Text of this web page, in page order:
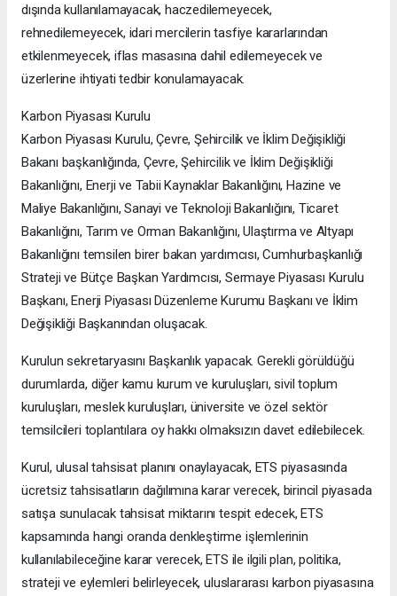
dışında kullanılamayacak, haczedilemeyecek,
rehnedilemeyecek, idari mercilerin tasfiye kararlarından
etkilenmeyecek, iflas masasına dahil edilemeyecek ve
üzerlerine ihtiyati tedbir konulamayacak.
Karbon Piyasası Kurulu
Karbon Piyasası Kurulu, Çevre, Şehircilik ve İklim Değişikliği
Bakanı başkanlığında, Çevre, Şehircilik ve İklim Değişikliği
Bakanlığını, Enerji ve Tabii Kaynaklar Bakanlığını, Hazine ve
Maliye Bakanlığını, Sanayi ve Teknoloji Bakanlığını, Ticaret
Bakanlığını, Tarım ve Orman Bakanlığını, Ulaştırma ve Altyapı
Bakanlığını temsilen birer bakan yardımcısı, Cumhurbaşkanlığı
Strateji ve Bütçe Başkan Yardımcısı, Sermaye Piyasası Kurulu
Başkanı, Enerji Piyasası Düzenleme Kurumu Başkanı ve İklim
Değişikliği Başkanından oluşacak.
Kurulun sekretaryasını Başkanlık yapacak. Gerekli görüldüğü
durumlarda, diğer kamu kurum ve kuruluşları, sivil toplum
kuruluşları, meslek kuruluşları, üniversite ve özel sektör
temsilcileri toplantılara oy hakkı olmaksızın davet edilebilecek.
Kurul, ulusal tahsisat planını onaylayacak, ETS piyasasında
ücretsiz tahsisatların dağılımına karar verecek, birincil piyasada
satışa sunulacak tahsisat miktarını tespit edecek, ETS
kapsamında hangi oranda denkleştirme işlemlerinin
kullanılabileceğine karar verecek, ETS ile ilgili plan, politika,
strateji ve eylemleri belirleyecek, uluslararası karbon piyasasına